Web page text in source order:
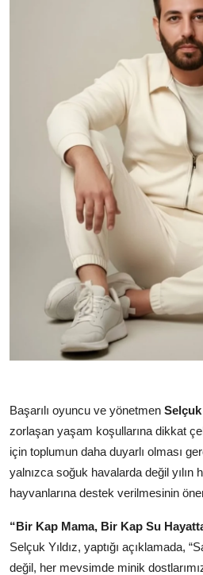
Başarılı oyuncu ve yönetmen Selçuk
zorlaşan yaşam koşullarına dikkat
için toplumun daha duyarlı olması
yalnızca soğuk havalarda değil yılın
hayvanlarına destek verilmesinin
“Bir Kap Mama, Bir Kap Su
Selçuk Yıldız, yaptığı açıklamada,
değil, her mevsimde minik